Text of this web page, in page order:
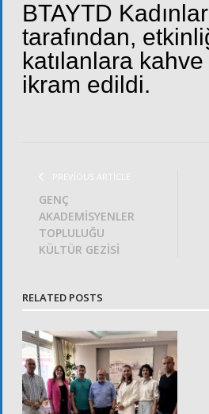
BTAYTD
tarafından,
katılanlara
ikram edildi.
PREVIOUS ARTICLE
GENÇ
AKADEMİSYENLER
TOPLULUĞU
KÜLTÜR GEZİSİ
RELATED POSTS